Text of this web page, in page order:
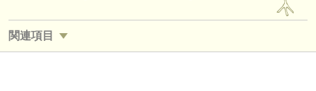
求人情報 (管理者関連の職)
関連項目